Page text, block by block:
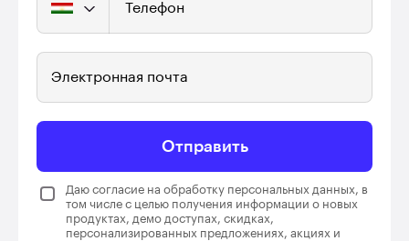
Телефон
Электронная почта
Отправить
Даю согласие на обработку персональных данных, в
том числе с целью получения информации о новых
продуктах, демо доступах, скидках,
персонализированных предложениях, акциях и